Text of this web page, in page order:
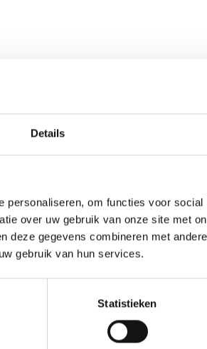
Details
om functies voor
over uw gebruik van onze site met
deze gegevens combineren met
gebruik van hun services.
Statistieken